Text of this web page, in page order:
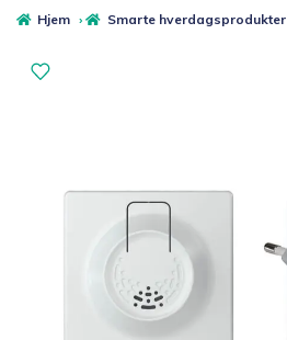
Alle kategorier
Medlemstilbud
Hjem › Smarte hverdagsprodukter